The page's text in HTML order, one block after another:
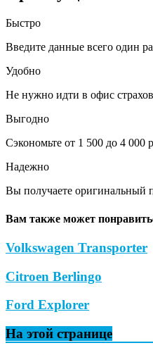
Быстро
Введите данные всего один
Удобно
Не нужно идти в офис
Выгодно
Сэкономьте от 1 500 до 4
Надежно
Вы получаете оригинальный
Вам также может
Volkswagen Transporter
Citroen Berlingo
Ford Explorer
На этой странице